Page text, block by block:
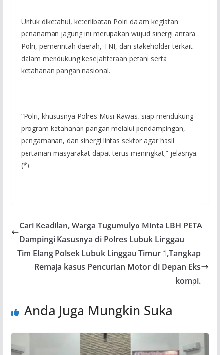
Untuk diketahui, keterlibatan Polri dalam kegiatan
penanaman jagung ini merupakan wujud sinergi antara
Polri, pemerintah daerah, TNI, dan stakeholder terkait
dalam mendukung kesejahteraan petani serta
ketahanan pangan nasional.
“Polri, khususnya Polres Musi Rawas, siap mendukung
program ketahanan pangan melalui pendampingan,
pengamanan, dan sinergi lintas sektor agar hasil
pertanian masyarakat dapat terus meningkat,” jelasnya.
(*)
Cari Keadilan, Warga Tugumulyo Minta LBH PETA
Dampingi Kasusnya di Polres Lubuk Linggau
Tim Elang Polsek Lubuk Linggau Timur 1,Tangkap
Remaja kasus Pencurian Motor di Depan Eks
kompi.
Anda Juga Mungkin Suka